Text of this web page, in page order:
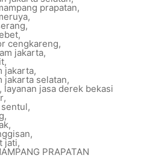
prapatan,
,
,
,
cengkareng,
jakarta,
,
jakarta,
jakarta selatan,
, layanan jasa derek bekasi
,
,
,
,
,
jati,
PRAPATAN